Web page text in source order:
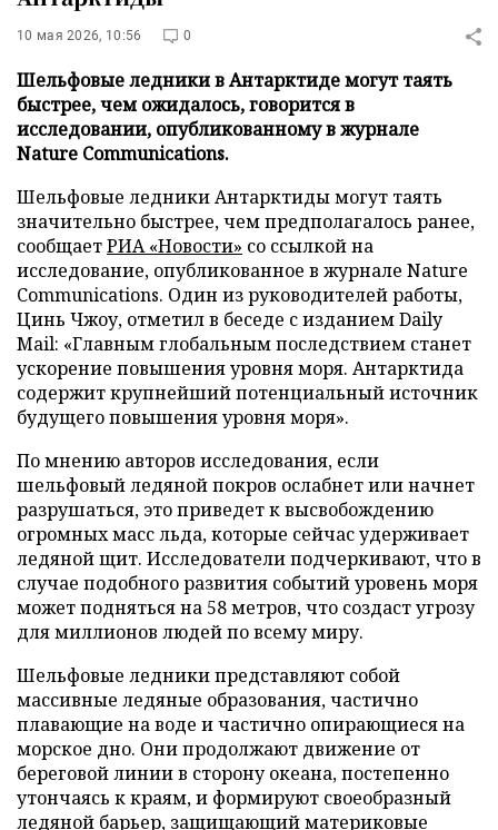
10 мая 2026, 10:56 0
Шельфовые ледники в Антарктиде могут таять
быстрее, чем ожидалось, говорится в
исследовании, опубликованному в журнале
Nature Communications.
Шельфовые ледники Антарктиды могут таять
значительно быстрее, чем предполагалось ранее,
сообщаетРИА «Новости» со ссылкой на
исследование, опубликованное в журнале Nature
Communications. Один из руководителей работы,
Цинь Чжоу, отметил в беседе с изданием Daily
Mail: «Главным глобальным последствием станет
ускорение повышения уровня моря. Антарктида
содержит крупнейший потенциальный источник
будущего повышения уровня моря».
По мнению авторов исследования, если
шельфовый ледяной покров ослабнет или начнет
разрушаться, это приведет к высвобождению
огромных масс льда, которые сейчас удерживает
ледяной щит. Исследователи подчеркивают, что в
случае подобного развития событий уровень моря
может подняться на 58 метров, что создаст угрозу
для миллионов людей по всему миру.
Шельфовые ледники представляют собой
массивные ледяные образования, частично
плавающие на воде и частично опирающиеся на
морское дно. Они продолжают движение от
береговой линии в сторону океана, постепенно
утончаясь к краям, и формируют своеобразный
ледяной барьер, защищающий материковые